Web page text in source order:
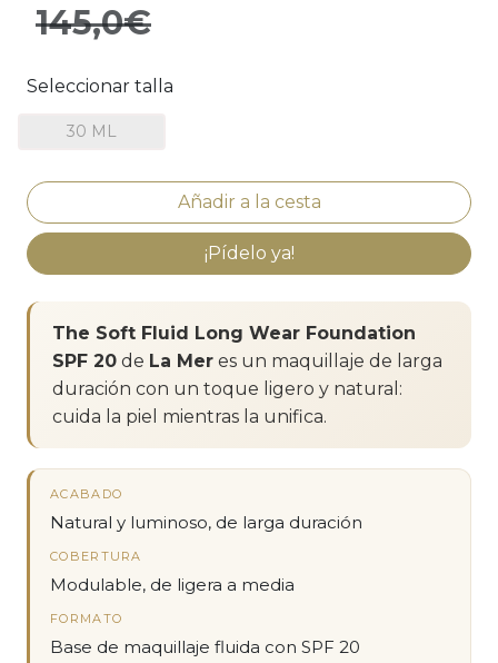
145,0€
Seleccionar talla
30 ML
¡Pídelo ya!
The Soft Fluid Long Wear Foundation
SPF 20 de La Mer es un maquillaje de larga
duración con un toque ligero y natural:
cuida la piel mientras la unifica.
ACABADO
Natural y luminoso, de larga duración
COBERTURA
Modulable, de ligera a media
FORMATO
Base de maquillaje fluida con SPF 20